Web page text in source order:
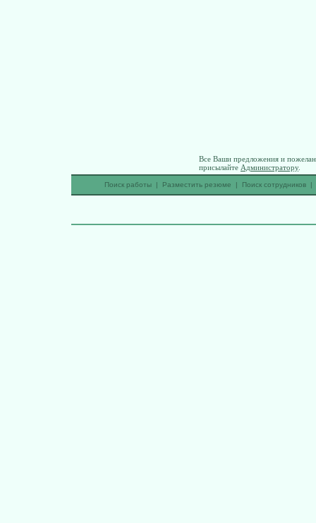
Все Ваши предложения и
присылайте Администратору.
Поиск работы| Разместить резюме | Поиск сотрудников|